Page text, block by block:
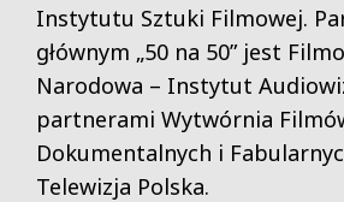
Instytutu Sztuki Filmowej.
głównym „50 na 50” jest
Narodowa – Instytut
partnerami Wytwórnia
Dokumentalnych i
Telewizja Polska.